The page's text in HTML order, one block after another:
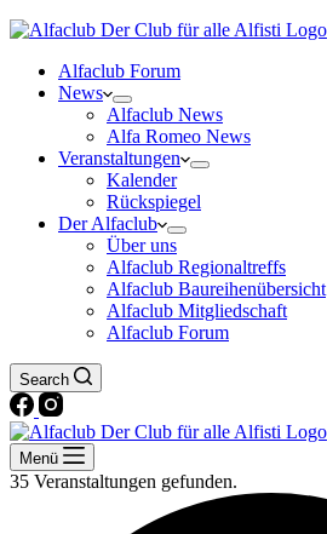
Alfaclub Forum
News
Alfaclub News
Alfa Romeo News
Veranstaltungen
Kalender
Rückspiegel
Der Alfaclub
Über uns
Alfaclub Regionaltreffs
Alfaclub Baureihenübersicht
Alfaclub Mitgliedschaft
Alfaclub Forum
Search
Menü
35 Veranstaltungen gefunden.